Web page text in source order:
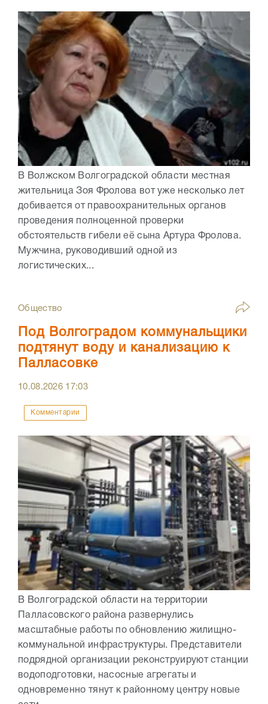
В Волжском Волгоградской области местная
жительница Зоя Фролова вот уже несколько лет
добивается от правоохранительных органов
проведения полноценной проверки
обстоятельств гибели её сына Артура Фролова.
Мужчина, руководивший одной из
логистических...
Общество
Под Волгоградом коммунальщики
подтянут воду и канализацию к
Палласовке
10.08.2026 17:03
Комментарии
В Волгоградской области на территории
Палласовского района развернулись
масштабные работы по обновлению жилищно-
коммунальной инфраструктуры. Представители
подрядной организации реконструируют станции
водоподготовки, насосные агрегаты и
одновременно тянут к районному центру новые